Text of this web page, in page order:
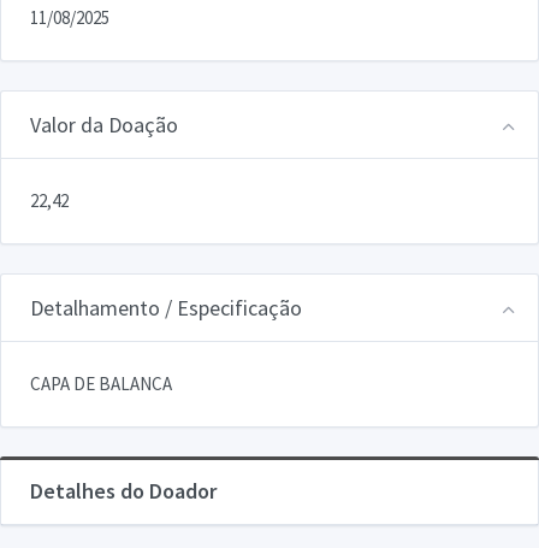
11/08/2025
Valor da Doação
22,42
Detalhamento / Especificação
CAPA DE BALANCA
Detalhes do Doador